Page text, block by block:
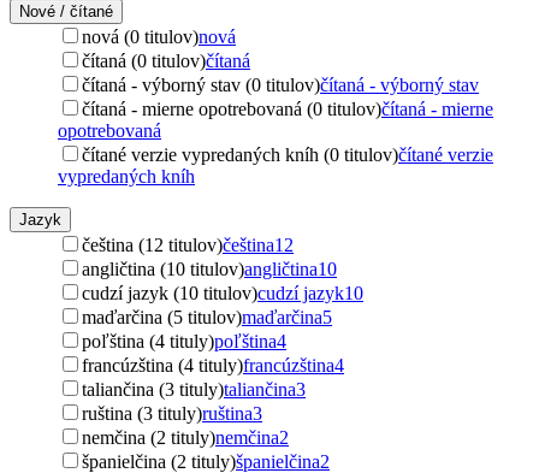
Nové / čítané
nová (0 titulov)nová
čítaná (0 titulov)čítaná
čítaná - výborný stav (0 titulov)čítaná - výborný stav
čítaná - mierne opotrebovaná (0 titulov)čítaná - mierne
opotrebovaná
čítané verzie vypredaných kníh (0 titulov)čítané verzie
vypredaných kníh
Jazyk
čeština (12 titulov)čeština12
angličtina (10 titulov)angličtina10
cudzí jazyk (10 titulov)cudzí jazyk10
maďarčina (5 titulov)maďarčina5
poľština (4 tituly)poľština4
francúzština (4 tituly)francúzština4
taliančina (3 tituly)taliančina3
ruština (3 tituly)ruština3
nemčina (2 tituly)nemčina2
španielčina (2 tituly)španielčina2